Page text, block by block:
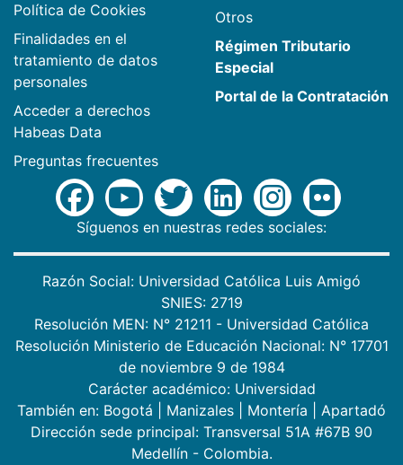
Política de Cookies
Finalidades en el
tratamiento de datos
personales
Acceder a derechos
Habeas Data
Preguntas frecuentes
Otros
Régimen Tributario
Especial
Portal de la Contratación
Síguenos en nuestras redes sociales:
Razón Social: Universidad Católica Luis Amigó
SNIES: 2719
Resolución MEN: N° 21211 - Universidad Católica
Resolución Ministerio de Educación Nacional: N° 17701
de noviembre 9 de 1984
Carácter académico: Universidad
También en: Bogotá Manizales Montería
Apartadó
Dirección sede principal: Transversal 51A #67B 90
Medellín - Colombia.